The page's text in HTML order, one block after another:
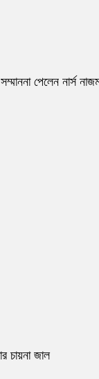
পেলেন নার্স
চায়না জাল